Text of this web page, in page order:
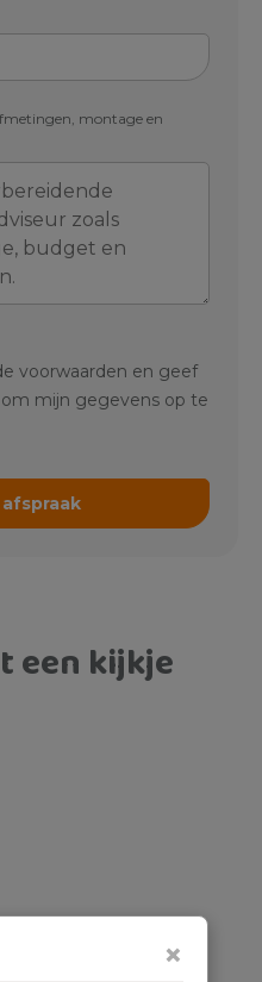
×
montage en
voorwaarden en geef
mijn gegevens op te
een kijkje